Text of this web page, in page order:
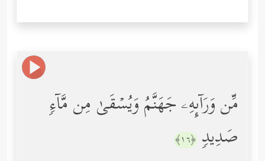
مِّن وَرَاۤىِٕهِۦ جَهَنَّمُ وَیُسۡقَىٰ مِن مَّاۤءࣲ
صَدِیدࣲ ﴿١٦﴾